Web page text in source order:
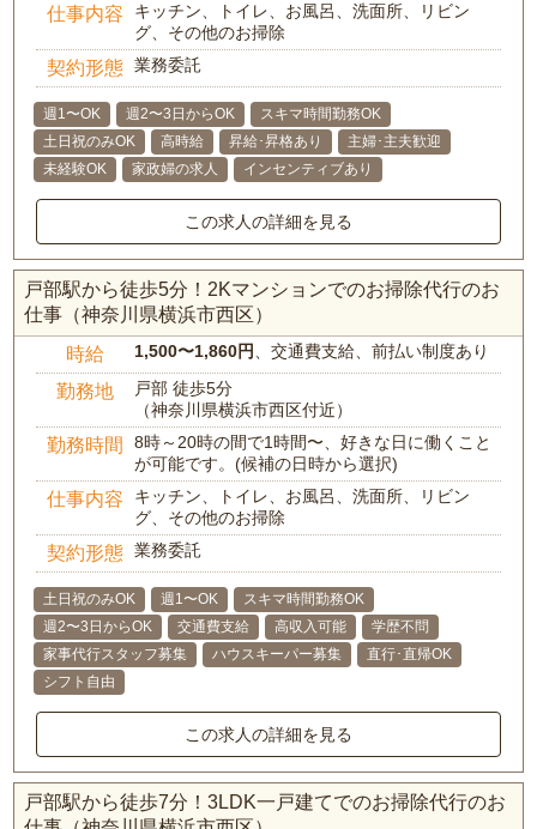
仕事内容
キッチン、トイレ、お風呂、洗面所、リビン
グ、その他のお掃除
契約形態 業務委託
週1〜OK 週2〜3日からOK
スキマ時間勤務OK
土日祝のみOK
高時給 昇給･昇格あり
主婦･主夫歓迎
未経験OK
家政婦の求人 インセンティブあり
この求人の詳細を見る
戸部駅から徒歩5分！2Kマンションでのお掃除代行のお
仕事（神奈川県横浜市西区）
時給 1,500〜1,860円 、交通費支給、前払い制度あり
勤務地
戸部 徒歩5分
（神奈川県横浜市西区付近）
勤務時間
8時～20時の間で1時間〜、好きな日に働くこと
が可能です。(候補の日時から選択)
仕事内容
キッチン、トイレ、お風呂、洗面所、リビン
グ、その他のお掃除
契約形態 業務委託
土日祝のみOK 週1〜OK
スキマ時間勤務OK
週2〜3日からOK
交通費支給 高収入可能
学歴不問
家事代行スタッフ募集
ハウスキーパー募集
直行･直帰OK
シフト自由
この求人の詳細を見る
戸部駅から徒歩7分！3LDK一戸建てでのお掃除代行のお